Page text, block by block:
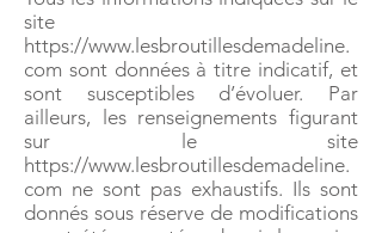
site
https://www.lesbroutillesdemadeline.
com sont données à titre indicatif, et
sont susceptibles d’évoluer. Par
ailleurs, les renseignements figurant
sur le site
https://www.lesbroutillesdemadeline.
com ne sont pas exhaustifs. Ils sont
donnés sous réserve de modifications